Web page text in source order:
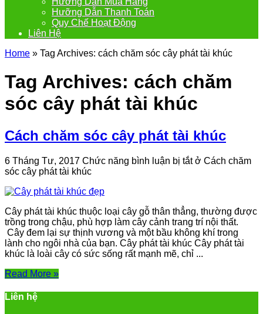
Hưỡng Dẫn Thanh Toán
Quy Chế Hoạt Động
Liên Hệ
Home » Tag Archives: cách chăm sóc cây phát tài khúc
Tag Archives: cách chăm
sóc cây phát tài khúc
Cách chăm sóc cây phát tài khúc
6 Tháng Tư, 2017 Chức năng bình luận bị tắtở Cách chăm
sóc cây phát tài khúc
Cây phát tài khúc thuộc loại cây gỗ thân thẳng, thường được
trồng trong chậu, phù hợp làm cây cảnh trang trí nội thất.
Cây đem lại sự thịnh vương và một bầu không khí trong
lành cho ngôi nhà của bạn. Cây phát tài khúc Cây phát tài
khúc là loài cây có sức sống rất mạnh mẽ, chỉ ...
Read More »
Liên hệ